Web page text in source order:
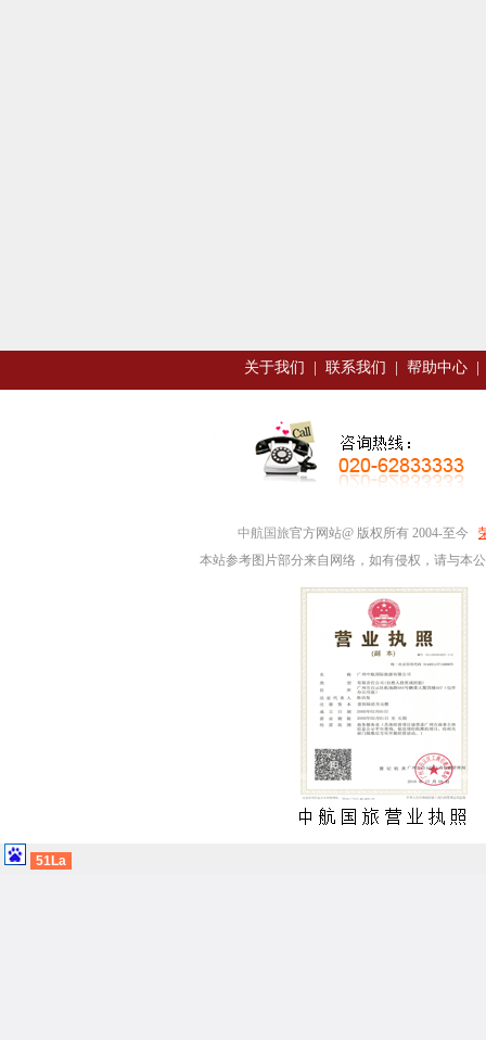
关于我们 联系我们 帮助中心
中航国旅官方网站@ 版权所有 2004-至今
本站参考图片部分来自网络，如有侵权，请与本
51La